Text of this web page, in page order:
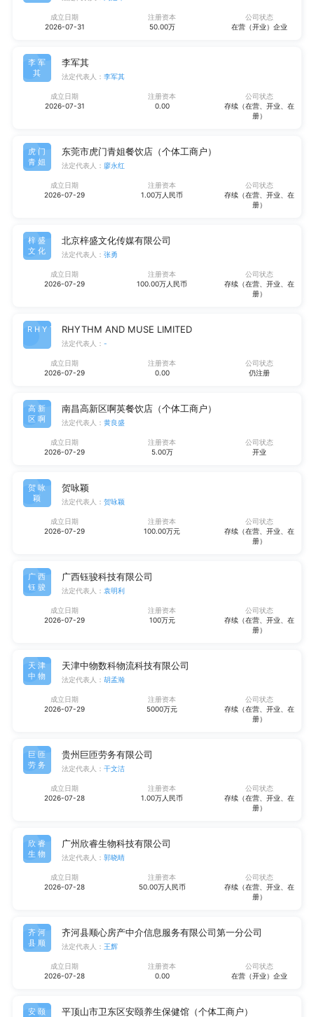
成立日期
2026-07-31
注册资本
50.00万
公司状态
在营（开业）企业
李军
其
李军其
法定代表人： 李军其
成立日期
2026-07-31
注册资本
0.00
公司状态
存续（在营、开业、在
册）
虎门
青姐
东莞市虎门青姐餐饮店（个体工商户）
法定代表人： 廖永红
成立日期
2026-07-29
注册资本
1.00万人民币
公司状态
存续（在营、开业、在
册）
梓盛
文化
北京梓盛文化传媒有限公司
法定代表人： 张勇
成立日期
2026-07-29
注册资本
100.00万人民币
公司状态
存续（在营、开业、在
册）
RHYT RHYTHM AND MUSE LIMITED
法定代表人： -
成立日期
2026-07-29
注册资本
0.00
公司状态
仍注册
高新
区啊
南昌高新区啊英餐饮店（个体工商户）
法定代表人： 黄良盛
成立日期
2026-07-29
注册资本
5.00万
公司状态
开业
贺咏
颖
贺咏颖
法定代表人： 贺咏颖
成立日期
2026-07-29
注册资本
100.00万元
公司状态
存续（在营、开业、在
册）
广西
钰骏
广西钰骏科技有限公司
法定代表人： 袁明利
成立日期
2026-07-29
注册资本
100万元
公司状态
存续（在营、开业、在
册）
天津
中物
天津中物数科物流科技有限公司
法定代表人： 胡孟瀚
成立日期
2026-07-29
注册资本
5000万元
公司状态
存续（在营、开业、在
册）
巨匝
劳务
贵州巨匝劳务有限公司
法定代表人： 干文洁
成立日期
2026-07-28
注册资本
1.00万人民币
公司状态
存续（在营、开业、在
册）
欣睿
生物
广州欣睿生物科技有限公司
法定代表人： 郭晓晴
成立日期
2026-07-28
注册资本
50.00万人民币
公司状态
存续（在营、开业、在
册）
齐河
县顺
齐河县顺心房产中介信息服务有限公司第一分公司
法定代表人： 王辉
成立日期
2026-07-28
注册资本
0.00
公司状态
在营（开业）企业
安颐 平顶山市卫东区安颐养生保健馆（个体工商户）